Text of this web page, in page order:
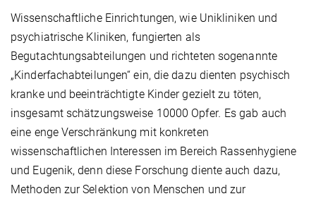
Wissenschaftliche Einrichtungen, wie Unikliniken und
psychiatrische Kliniken, fungierten als
Begutachtungsabteilungen und richteten sogenannte
„Kinderfachabteilungen“ ein, die dazu dienten psychisch
kranke und beeinträchtigte Kinder gezielt zu töten,
insgesamt schätzungsweise 10000 Opfer. Es gab auch
eine enge Verschränkung mit konkreten
wissenschaftlichen Interessen im Bereich Rassenhygiene
und Eugenik, denn diese Forschung diente auch dazu,
Methoden zur Selektion von Menschen und zur